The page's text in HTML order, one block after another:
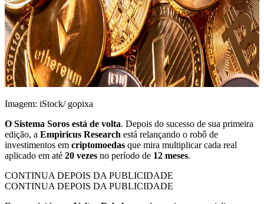
Imagem: iStock/ gopixa
O Sistema Soros está de volta. Depois do sucesso de sua primeira
edição, a Empiricus Research está relançando o robô de
investimentos em criptomoedas que mira multiplicar cada real
aplicado em até 20 vezes no período de 12 meses.
CONTINUA DEPOIS DA PUBLICIDADE
CONTINUA DEPOIS DA PUBLICIDADE